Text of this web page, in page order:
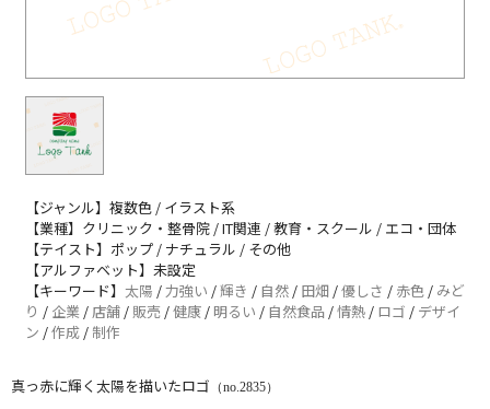
【ジャンル】複数色 / イラスト系
【業種】クリニック・整骨院 / IT関連 / 教育・スクール / エコ・団体
【テイスト】ポップ / ナチュラル / その他
【アルファベット】未設定
【キーワード】 太陽 /力強い /輝き / 自然 / 田畑 /優しさ / 赤色 / みど
り / 企業 / 店舗 / 販売 /健康 / 明るい / 自然食品 /情熱 / ロゴ / デザイ
ン /作成 / 制作
真っ赤に輝く太陽を描いたロゴ （no.2835）